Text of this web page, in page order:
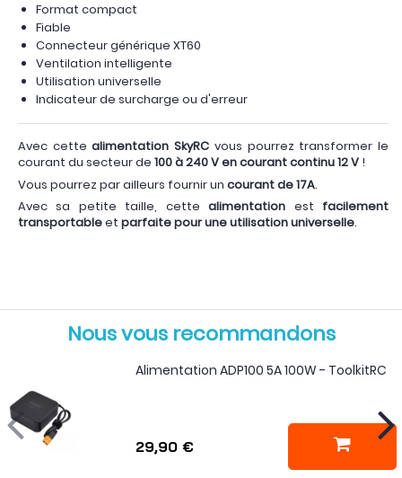
Format compact
Fiable
Connecteur générique XT60
Ventilation intelligente
Utilisation universelle
Indicateur de surcharge ou d'erreur
Avec cettealimentation SkyRC vous pourrez transformer le
courant du secteur de 100 à 240 V en courant continu 12 V !
Vous pourrez par ailleurs fournir un courant de 17A.
Avec sa petite taille, cettealimentation est facilement
transportableet parfaite pour une utilisation universelle.
Nous vous recommandons
Alimentation ADP100 5A 100W - ToolkitRC
29,90 €